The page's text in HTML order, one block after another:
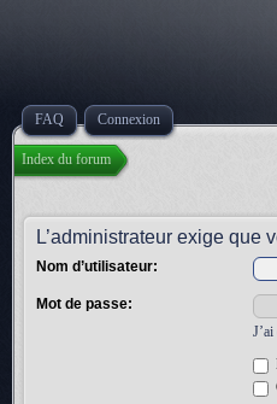
FAQ Connexion
Index du forum
L’administrateur exige que
Nom d’utilisateur:
Mot de passe: